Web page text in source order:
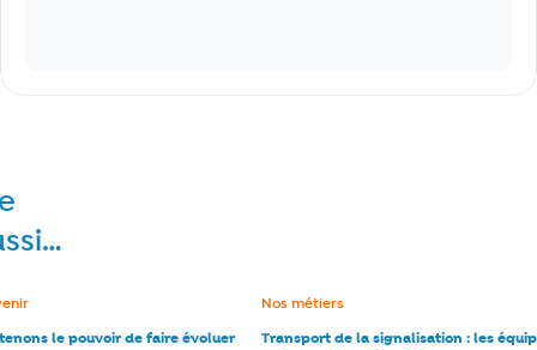
le pouvoir de faire évoluer
:
Transport de la signalisation : les
Catégorie :
Nos métiers